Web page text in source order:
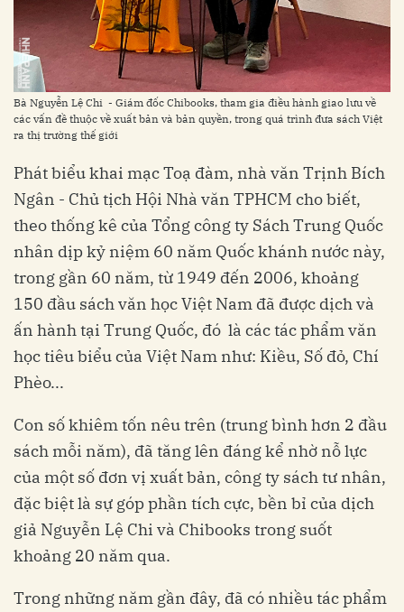
Bà Nguyễn Lệ Chi - Giám đốc Chibooks, tham gia điều hành giao lưu về
các vấn đề thuộc về xuất bản và bản quyền, trong quá trình đưa sách Việt
ra thị trường thế giới
Phát biểu khai mạc Toạ đàm, nhà văn Trịnh Bích
Ngân - Chủ tịch Hội Nhà văn TPHCM cho biết,
theo thống kê của Tổng công ty Sách Trung Quốc
nhân dịp kỷ niệm 60 năm Quốc khánh nước này,
trong gần 60 năm, từ 1949 đến 2006, khoảng
150 đầu sách văn học Việt Nam đã được dịch và
ấn hành tại Trung Quốc, đó là các tác phẩm văn
học tiêu biểu của Việt Nam như: Kiều, Số đỏ, Chí
Phèo...
Con số khiêm tốn nêu trên (trung bình hơn 2 đầu
sách mỗi năm), đã tăng lên đáng kể nhờ nỗ lực
của một số đơn vị xuất bản, công ty sách tư nhân,
đặc biệt là sự góp phần tích cực, bền bỉ của dịch
giả Nguyễn Lệ Chi và Chibooks trong suốt
khoảng 20 năm qua.
Trong những năm gần đây, đã có nhiều tác phẩm